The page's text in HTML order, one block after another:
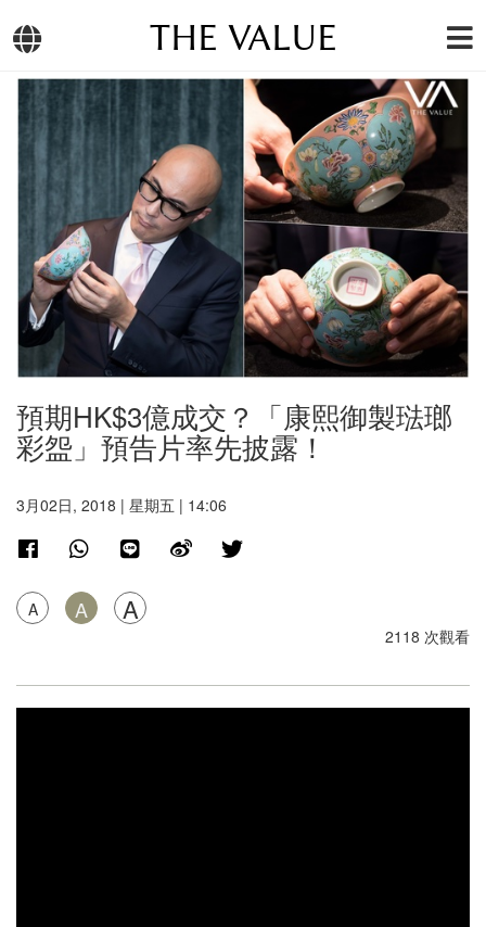
THE VALUE
預期HK$3億成交？「康熙御製琺瑯
彩盌」預告片率先披露！
3月02日, 2018 | 星期五 | 14:06
A A A
2118 次觀看